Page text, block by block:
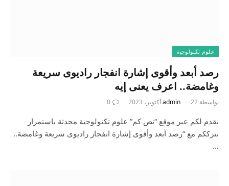
علوم تكنولوجية
رصد أبعد وأقوى إشارة انفجار راديوى سريعة
وغامضة.. اعرف يعنى إيه
بواسطة admin 22 أكتوبر، 2023 0
نقدم لكم عبر موقع “نص كم” علوم تكنولوجية محدثة باستمرار
نترككم مع “رصد أبعد وأقوى إشارة انفجار راديوى سريعة وغامضة..
…